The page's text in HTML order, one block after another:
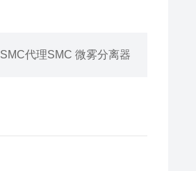
SMC代理SMC 微雾分离器